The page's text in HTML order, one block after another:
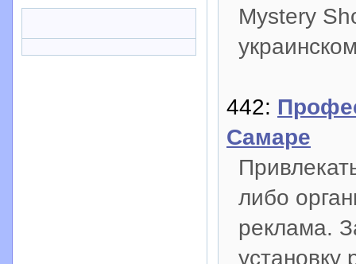
Mystery
442:
Самаре
либо
реклама.
установку